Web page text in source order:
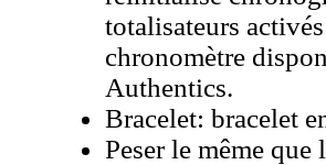
totalisateurs
chronomètre
Authentics.
Bracelet: bracelet
Peser le même